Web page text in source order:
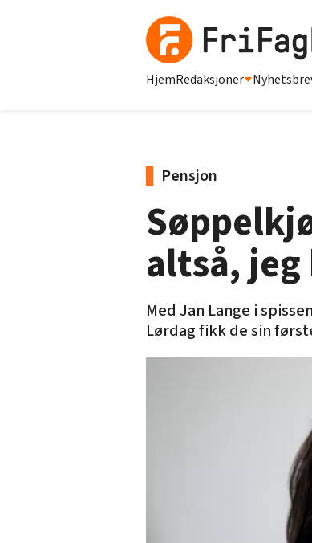
HjemRedaksjoner
Pensjon
altså,
Med Jan Lange i
Lørdag fikk de sin